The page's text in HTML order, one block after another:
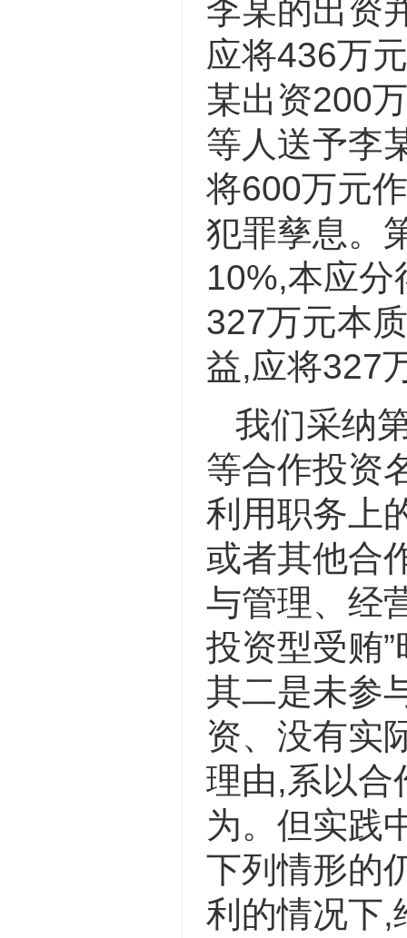
李某的出资
应将436万
某出资200
等人送予李
将600万元
犯罪孳息。
10%,本应
327万元本
益,应将327
我们采纳
等合作投资
利用职务上
或者其他合
与管理、经
投资型受贿
其二是未参
资、没有实
理由,系以合
为。但实践
下列情形的
利的情况下,